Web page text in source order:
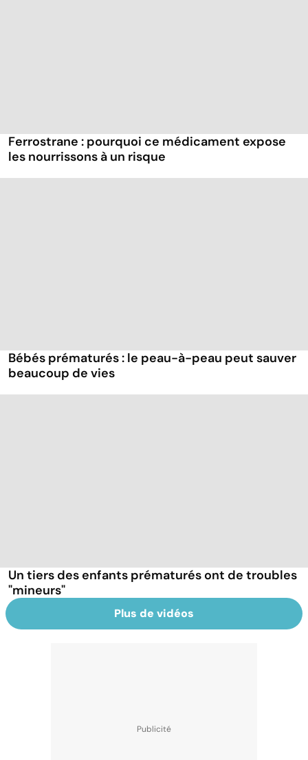
Ferrostrane : pourquoi ce médicament expose
les nourrissons à un risque
Bébés prématurés : le peau-à-peau peut sauver
beaucoup de vies
Un tiers des enfants prématurés ont de troubles
"mineurs"
Plus de vidéos